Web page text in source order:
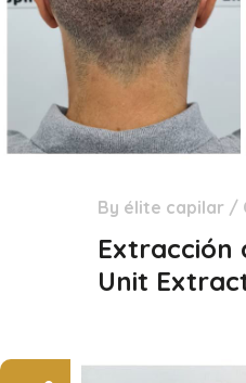
By élite capilar /
Extracción
Unit